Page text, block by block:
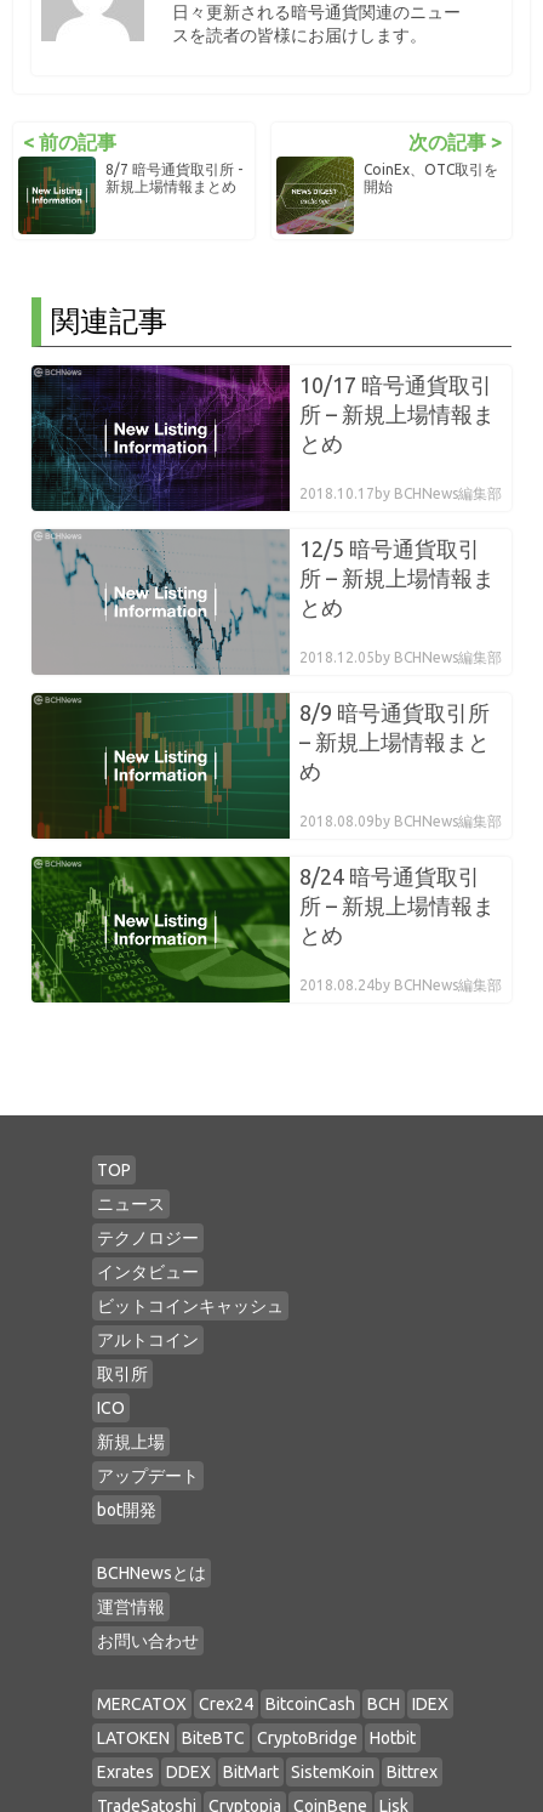
日々更新される暗号通貨関連のニュー
スを読者の皆様にお届けします。
< 前の記事
8/7 暗号通貨取引所 -
新規上場情報まとめ
次の記事 >
CoinEx、OTC取引を
開始
関連記事
10/17 暗号通貨取引
所 – 新規上場情報ま
とめ
2018.10.17 by BCHNews編集部
12/5 暗号通貨取引
所 – 新規上場情報ま
とめ
2018.12.05 by BCHNews編集部
8/9 暗号通貨取引所
– 新規上場情報まと
め
2018.08.09 by BCHNews編集部
8/24 暗号通貨取引
所 – 新規上場情報ま
とめ
2018.08.24by BCHNews編集部
TOP
ニュース
テクノロジー
インタビュー
ビットコインキャッシュ
アルトコイン
取引所
ICO
新規上場
アップデート
bot開発
BCHNewsとは
運営情報
お問い合わせ
MERCATOX Crex24 BitcoinCash BCH
IDEX
LATOKEN
BiteBTC CryptoBridge
Hotbit
Exrates
DDEX BitMart SistemKoin
Bittrex
TradeSatoshi
Cryptopia CoinBene Lisk